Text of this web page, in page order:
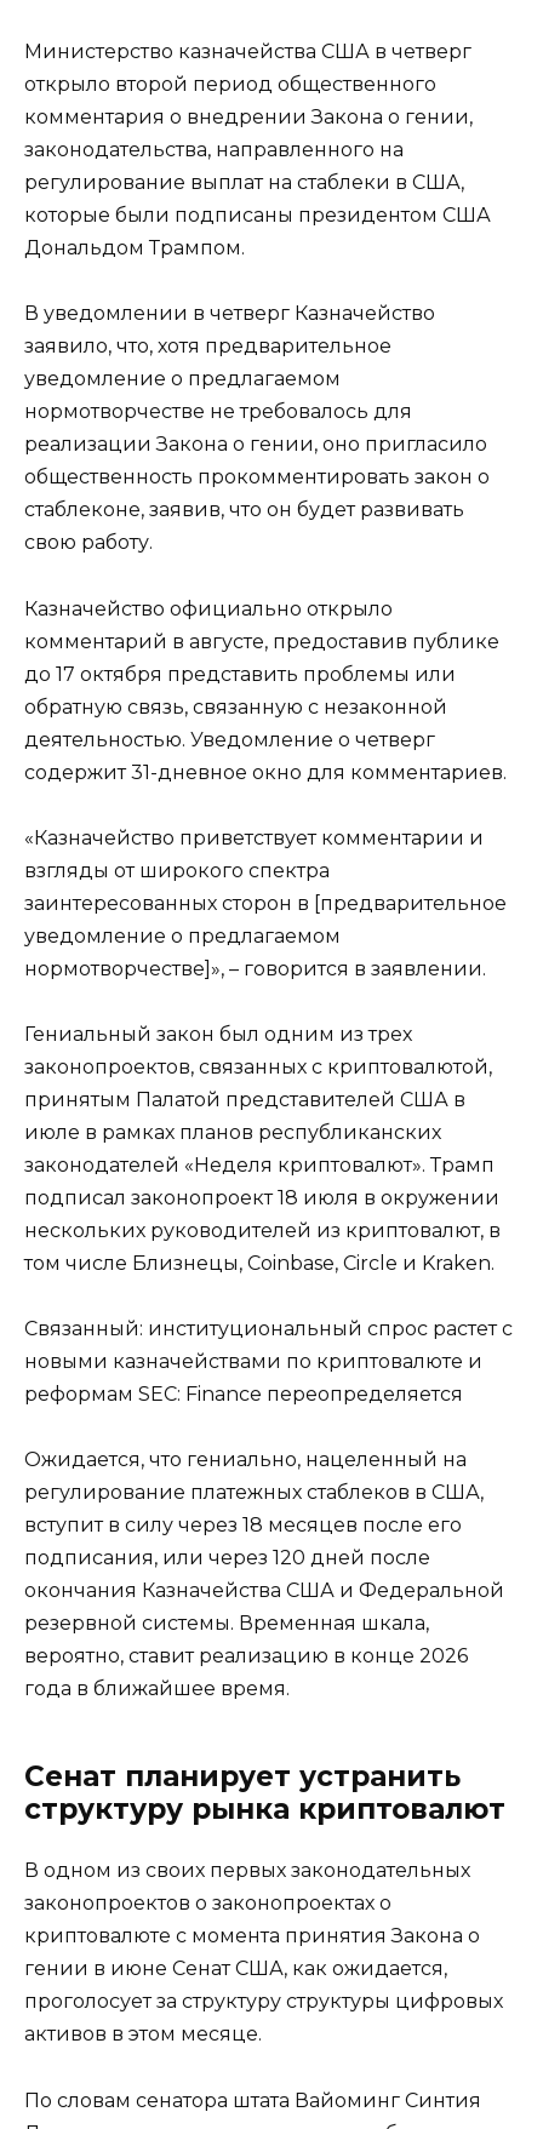
Министерство казначейства США в четверг
открыло второй период общественного
комментария о внедрении Закона о гении,
законодательства, направленного на
регулирование выплат на стаблеки в США,
которые были подписаны президентом США
Дональдом Трампом.
В уведомлении в четверг Казначейство
заявило, что, хотя предварительное
уведомление о предлагаемом
нормотворчестве не требовалось для
реализации Закона о гении, оно пригласило
общественность прокомментировать закон о
стаблеконе, заявив, что он будет развивать
свою работу.
Казначейство официально открыло
комментарий в августе, предоставив публике
до 17 октября представить проблемы или
обратную связь, связанную с незаконной
деятельностью. Уведомление о четверг
содержит 31-дневное окно для комментариев.
«Казначейство приветствует комментарии и
взгляды от широкого спектра
заинтересованных сторон в [предварительное
уведомление о предлагаемом
нормотворчестве]», – говорится в заявлении.
Гениальный закон был одним из трех
законопроектов, связанных с криптовалютой,
принятым Палатой представителей США в
июле в рамках планов республиканских
законодателей «Неделя криптовалют». Трамп
подписал законопроект 18 июля в окружении
нескольких руководителей из криптовалют, в
том числе Близнецы, Coinbase, Circle и Kraken.
Связанный: институциональный спрос растет с
новыми казначействами по криптовалюте и
реформам SEC: Finance переопределяется
Ожидается, что гениально, нацеленный на
регулирование платежных стаблеков в США,
вступит в силу через 18 месяцев после его
подписания, или через 120 дней после
окончания Казначейства США и Федеральной
резервной системы. Временная шкала,
вероятно, ставит реализацию в конце 2026
года в ближайшее время.
Сенат планирует устранить
структуру рынка криптовалют
В одном из своих первых законодательных
законопроектов о законопроектах о
криптовалюте с момента принятия Закона о
гении в июне Сенат США, как ожидается,
проголосует за структуру структуры цифровых
активов в этом месяце.
По словам сенатора штата Вайоминг Синтия